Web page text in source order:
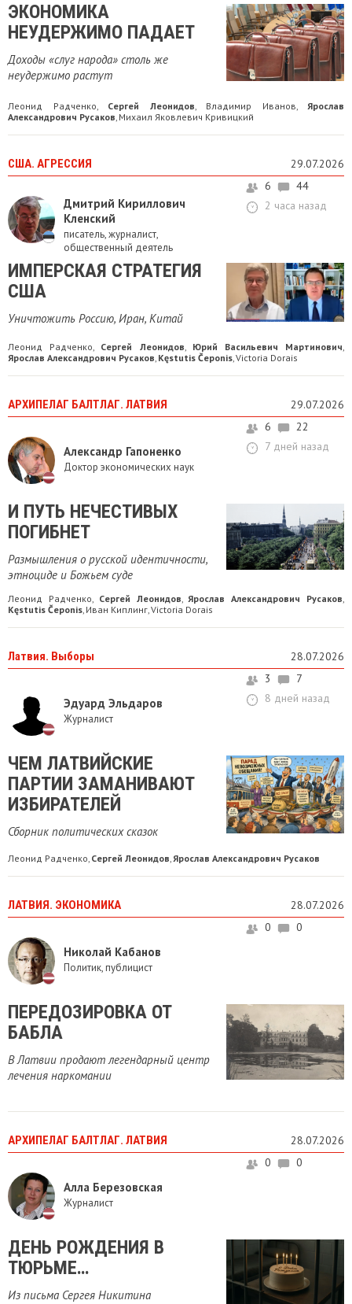
ЭКОНОМИКА
НЕУДЕРЖИМО ПАДАЕТ
Доходы «слуг народа» столь же
неудержимо растут
Леонид Радченко Сергей Леонидов Владимир Иванов
Ярослав
Александрович Русаков Михаил Яковлевич Кривицкий
США. АГРЕССИЯ 29.07.2026
Дмитрий Кириллович
Кленский
писатель, журналист,
общественный деятель
6
44
2 часа назад
ИМПЕРСКАЯ СТРАТЕГИЯ
США
Уничтожить Россию, Иран, Китай
Леонид Радченко, Сергей Леонидов, Юрий Васильевич Мартинович,
Ярослав Александрович Русаков, Kęstutis Čeponis,Victoria Dorais
АРХИПЕЛАГ БАЛТЛАГ. ЛАТВИЯ 29.07.2026
Александр Гапоненко
Доктор экономических наук
6
22
7 дней назад
И ПУТЬ НЕЧЕСТИВЫХ
ПОГИБНЕТ
Размышления о русской идентичности,
этноциде и Божьем суде
Леонид Радченко, Сергей Леонидов,Ярослав Александрович Русаков,
Kęstutis Čeponis, Иван Киплинг,Victoria Dorais
Латвия. Выборы 28.07.2026
Эдуард Эльдаров
Журналист
3
7
8 дней назад
ЧЕМ ЛАТВИЙСКИЕ
ПАРТИИ ЗАМАНИВАЮТ
ИЗБИРАТЕЛЕЙ
Сборник политических сказок
Леонид Радченко Сергей Леонидов Ярослав Александрович Русаков
ЛАТВИЯ. ЭКОНОМИКА 28.07.2026
Николай Кабанов
Политик, публицист
0 0
ПЕРЕДОЗИРОВКА ОТ
БАБЛА
В Латвии продают легендарный центр
лечения наркомании
АРХИПЕЛАГ БАЛТЛАГ. ЛАТВИЯ 28.07.2026
Алла Березовская
Журналист
0 0
ДЕНЬ РОЖДЕНИЯ В
ТЮРЬМЕ…
Из письма Сергея Никитина